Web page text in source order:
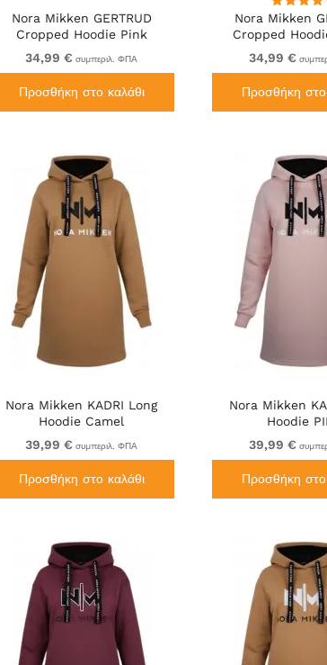
Nora Mikken GERTRUD
Cropped Hoodie Pink
34,99 € συμπεριλ. ΦΠΑ
Προσθήκη στο καλάθι
Nora Mikken
Cropped
34,99 €
Προσθήκη στο
Nora Mikken KADRI Long
Hoodie Camel
39,99 € συμπεριλ. ΦΠΑ
Προσθήκη στο καλάθι
Nora Mikken
Hoodie
39,99 €
Προσθήκη στο